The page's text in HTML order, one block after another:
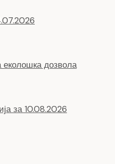
дозвола
за 10.08.2026